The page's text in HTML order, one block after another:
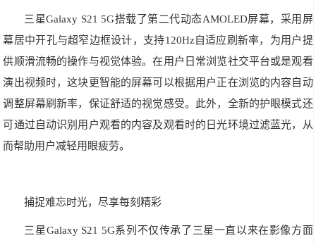
三星Galaxy S21 5G搭载了第二代动态AMOLED屏幕，采用屏
幕居中开孔与超窄边框设计，支持120Hz自适应刷新率，为用户提
供顺滑流畅的操作与视觉体验。在用户日常浏览社交平台或是观看
演出视频时，这块更智能的屏幕可以根据用户正在浏览的内容自动
调整屏幕刷新率，保证舒适的视觉感受。此外，全新的护眼模式还
可通过自动识别用户观看的内容及观看时的日光环境过滤蓝光，从
而帮助用户减轻用眼疲劳。
捕捉难忘时光，尽享每刻精彩
三星Galaxy S21 5G系列不仅传承了三星一直以来在影像方面